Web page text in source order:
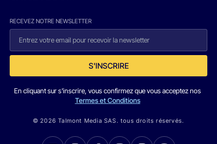
RECEVEZ NOTRE NEWSLETTER
S'INSCRIRE
En cliquant sur s'inscrire, vous confirmez que vous acceptez nos
Termes et Conditions
© 2026 Talmont Media SAS. tous droits réservés.